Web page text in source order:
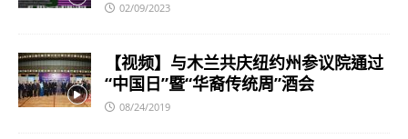
02/09/2023
【视频】与木兰共庆纽约州参议院通过
“中国日”暨“华裔传统周”酒会
08/24/2019